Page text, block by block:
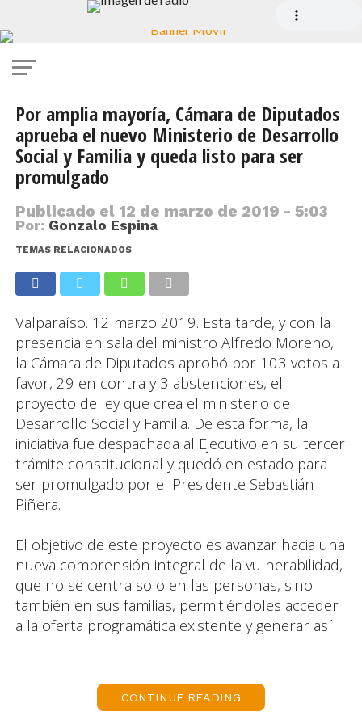
Por amplia mayoría, Cámara de Diputados
aprueba el nuevo Ministerio de Desarrollo
Social y Familia y queda listo para ser
promulgado
Publicado el 12 de marzo de 2019 - 5:03
Por: Gonzalo Espina
TEMAS RELACIONADOS
Valparaíso. 12 marzo 2019. Esta tarde, y con la
presencia en sala del ministro Alfredo Moreno,
la Cámara de Diputados aprobó por 103 votos a
favor, 29 en contra y 3 abstenciones, el
proyecto de ley que crea el ministerio de
Desarrollo Social y Familia. De esta forma, la
iniciativa fue despachada al Ejecutivo en su tercer
trámite constitucional y quedó en estado para
ser promulgado por el Presidente Sebastián
Piñera.
El objetivo de este proyecto es avanzar hacia una
nueva comprensión integral de la vulnerabilidad,
que no se centra solo en las personas, sino
también en sus familias, permitiéndoles acceder
a la oferta programática existente y generar así
Además, se incorpora dentro de la población
CONTINUE READING